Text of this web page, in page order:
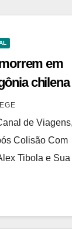
em
chilena
de
Colisão Com
Tibola e Sua